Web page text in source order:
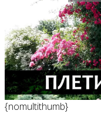
{nomultithumb}